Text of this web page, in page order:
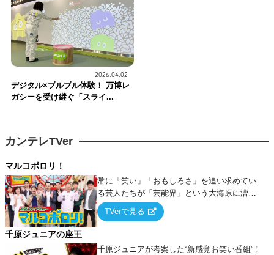
2026.04.02
デジタル×プルプル体験！ 万博レ
ガシーを受け継ぐ「スライ...
カンテレTVer
マルコポロリ！
常に「笑い」「おもしろさ」を追い求めてい
る芸人たちが「芸能界」という大海原に漕ぎ
出でて、新たなオモシロ人間を発掘する！
TVerで見る
千原ジュニアの座王
千原ジュニアが考案した“新感覚お笑い番組”！